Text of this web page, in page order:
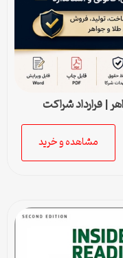
| قرارداد شراکت
مشاهده و خرید